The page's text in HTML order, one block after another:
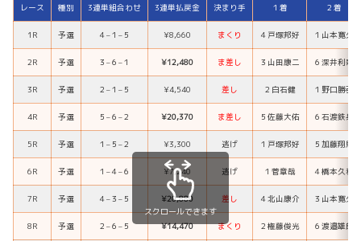
レース 種別 3連単組合わせ 3連単払戻金 決まり手 １着 ２着
1R 予選 ４ –１ – ５ ¥8,660 まくり ４ 戸塚邦好 １ 山本寛久
2R 予選 ３ –６ –１ ¥12,480 ま差し ３ 山田康二 ６ 深井利寿
3R 予選 ２ –１ – ５ ¥4,540 差し ２ 白石健 １ 野口勝弘
4R 予選 ５ –６ –２ ¥20,370 ま差し ５ 佐藤大佑 ６ 石渡鉄兵
5R 予選 １ – ５ –２ ¥3,300 逃げ １ 戸塚邦好 ５ 加藤翔馬
6R 予選 １ –４–６ ¥7,240 逃げ １ 菅章哉 ４橋本久和
7R 予選 ４ –３ – ５ ¥20,880 差し ４ 北山康介 ３ 山本寛久
8R 予選 ２ –６ – ５ ¥14,470 まくり ２ 権藤俊光 ６ 渡邉雄朗
スクロールできます